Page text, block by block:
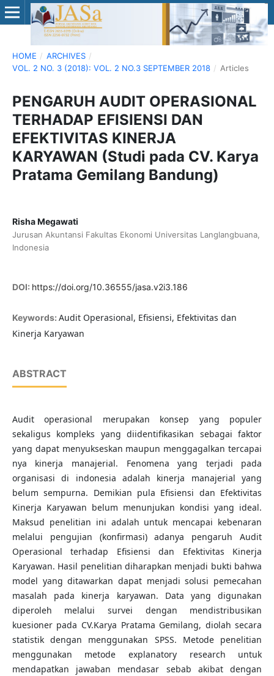
HOME / ARCHIVES /
VOL. 2 NO. 3 (2018): VOL. 2 NO.3 SEPTEMBER 2018 / Articles
PENGARUH AUDIT OPERASIONAL
TERHADAP EFISIENSI DAN
EFEKTIVITAS KINERJA
KARYAWAN (Studi pada CV. Karya
Pratama Gemilang Bandung)
Risha Megawati
Jurusan Akuntansi Fakultas Ekonomi Universitas Langlangbuana,
Indonesia
DOI: https://doi.org/10.36555/jasa.v2i3.186
Keywords: Audit Operasional, Efisiensi, Efektivitas dan
Kinerja Karyawan
ABSTRACT
Audit operasional merupakan konsep yang populer
sekaligus kompleks yang diidentifikasikan sebagai faktor
yang dapat menyukseskan maupun menggagalkan tercapai
nya kinerja manajerial. Fenomena yang terjadi pada
organisasi di indonesia adalah kinerja manajerial yang
belum sempurna. Demikian pula Efisiensi dan Efektivitas
Kinerja Karyawan belum menunjukan kondisi yang ideal.
Maksud penelitian ini adalah untuk mencapai kebenaran
melalui pengujian (konfirmasi) adanya pengaruh Audit
Operasional terhadap Efisiensi dan Efektivitas Kinerja
Karyawan. Hasil penelitian diharapkan menjadi bukti bahwa
model yang ditawarkan dapat menjadi solusi pemecahan
masalah pada kinerja karyawan. Data yang digunakan
diperoleh melalui survei dengan mendistribusikan
kuesioner pada CV.Karya Pratama Gemilang, diolah secara
statistik dengan menggunakan SPSS. Metode penelitian
menggunakan metode explanatory research untuk
mendapatkan jawaban mendasar sebab akibat dengan